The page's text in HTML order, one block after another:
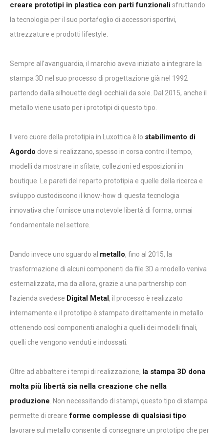
creare prototipi in plastica con parti funzionalisfruttando
la tecnologia per il suo portafoglio di accessori sportivi,
attrezzature e prodotti lifestyle.
Sempre all’avanguardia, il marchio aveva iniziato a integrare la
stampa 3D nel suo processo di progettazione già nel 1992
partendo dalla silhouette degli occhiali da sole. Dal 2015, anche il
metallo viene usato per i prototipi di questo tipo.
Il vero cuore della prototipia in Luxottica è lo stabilimento di
Agordo dove si realizzano, spesso in corsa contro il tempo,
modelli da mostrare in sfilate, collezioni ed esposizioni in
boutique. Le pareti del reparto prototipia e quelle della ricerca e
sviluppo custodiscono il know-how di questa tecnologia
innovativa che fornisce una notevole libertà di forma, ormai
fondamentale nel settore.
Dando invece uno sguardo al metallo, fino al 2015, la
trasformazione di alcuni componenti da file 3D a modello veniva
esternalizzata, ma da allora, grazie a una partnership con
l’azienda svedese Digital Metal , il processo è realizzato
internamente e il prototipo è stampato direttamente in metallo
ottenendo così componenti analoghi a quelli dei modelli finali,
quelli che vengono venduti e indossati.
Oltre ad abbattere i tempi di realizzazione, la stampa 3D dona
molta più libertà sia nella creazione che nella
produzione. Non necessitando di stampi, questo tipo di stampa
permette di creare forme complesse di qualsiasi tipo:
lavorare sul metallo consente di consegnare un prototipo che per